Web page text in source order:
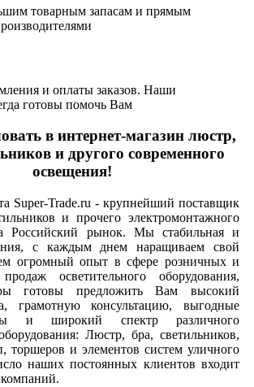
товарным запасам и прямым
и оплаты заказов. Наши
готовы помочь Вам
в интернет-магазин люстр,
и другого современного
освещения!
Super-Trade.ru - крупнейший поставщик
и прочего электромонтажного
Российский рынок. Мы стабильная и
с каждым днем наращиваем свой
огромный опыт в сфере розничных и
осветительного оборудования,
готовы предложить Вам высокий
грамотную консультацию, выгодные
и широкий спектр различного
Люстр, бра, светильников,
торшеров и элементов систем уличного
наших постоянных клиентов входит